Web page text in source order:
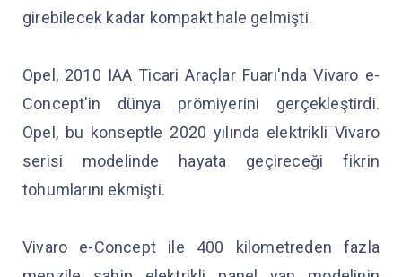
girebilecek kadar kompakt hale gelmişti.
Opel, 2010 IAA Ticari Araçlar Fuarı'nda Vivaro e-
Concept’in dünya prömiyerini gerçekleştirdi.
Opel, bu konseptle 2020 yılında elektrikli Vivaro
serisi modelinde hayata geçireceği fikrin
tohumlarını ekmişti.
Vivaro e-Concept ile 400 kilometreden fazla